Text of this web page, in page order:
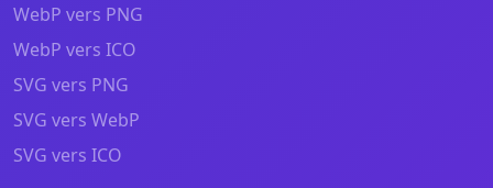
WebP vers PNG
WebP vers ICO
SVG vers PNG
SVG vers WebP
SVG vers ICO